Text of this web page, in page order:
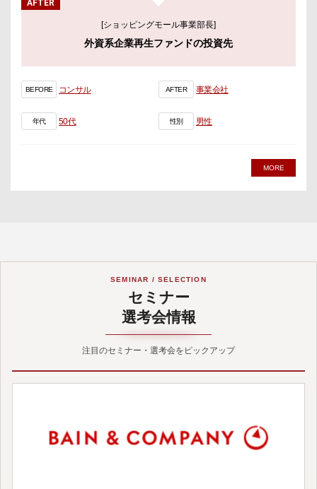
AFTER
[ショッピングモール事業部長]
外資系企業再生ファンドの投資先
BEFORE コンサル AFTER 事業会社
年代 50代 性別 男性
MORE
SEMINAR / SELECTION
セミナー
選考会情報
注目のセミナー・選考会をピックアップ